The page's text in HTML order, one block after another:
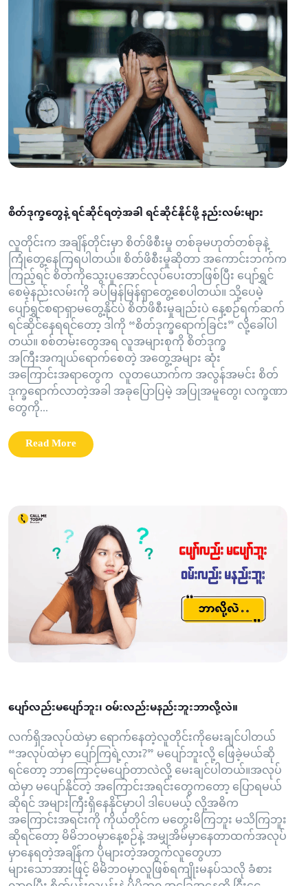
စိတ်ဒုက္ခတွေနဲ့ ရင်ဆိုင်ရတဲ့အခါ ရင်ဆိုင်နိုင်ဖို့ နည်းလမ်းများ
လူတိုင်းက အချိန်တိုင်းမှာ စိတ်ဖိစီးမှု တစ်ခုမဟုတ်တစ်ခုနဲ့
ကြုံတွေ့နေကြရပါတယ်။ စိတ်ဖိစီးမှုဆိုတာ အကောင်းဘက်က
ကြည့်ရင် စိတ်ကိုသွေးပူအောင်လုပ်ပေးတာဖြစ်ပြီး ပျော်ရွှင်
စေမဲ့နည်းလမ်းကို ခပ်မြန်မြန်ရှာတွေ့စေပါတယ်။ သို့ပေမဲ့
ပျော်ရွှင်စရာရှာမတွေ့နိုင်ပဲ စိတ်ဖိစီးမှုချည်းပဲ နေ့စဉ်ရက်ဆက်
ရင်ဆိုင်‌နေရရင်တော့ ဒါကို “စိတ်ဒုက္ခရောက်ခြင်း” လို့ခေါ်ပါ
တယ်။ စစ်တမ်းတွေအရ လူအများစုကို စိတ်ဒုက္ခ
အကြီးအကျယ်ရောက်စေတဲ့ အတွေ့အများ ဆုံး
အကြောင်းအရာတွေက လူတယောက်က အလွန်အမင်း စိတ်
ဒုက္ခရောက်လာတဲ့အခါ အခုပြောပြမဲ့ အပြုအမူတွေ၊ လက္ခဏာ
တွေကို...
Read More
ပျော်လည်းမပျော်ဘူး၊ ဝမ်းလည်းမနည်းဘူးဘာလို့လဲ။
လက်ရှိအလုပ်ထဲမှာ ရောက်နေတဲ့လူတိုင်းကိုမေးချင်ပါတယ်
“အလုပ်ထဲမှာ ပျော်ကြရဲ့လား?” မပျော်ဘူးလို့ ဖြေခဲ့မယ်ဆို
ရင်တော့ ဘာကြောင့်မပျော်တာလဲလို့ မေးချင်ပါတယ်။အလုပ်
ထဲမှာ မပျော်နိုင်တဲ့ အကြောင်းအရင်းတွေကတော့ ပြောရမယ်
ဆိုရင် အများကြီးရှိနေနိုင်မှာပါ ဒါပေမယ့် လို့အဓိက
အကြောင်းအရင်းကို ကိုယ်တိုင်က မတွေးမိကြဘူး မသိကြဘူး
ဆိုရင်တော့ မိမိဘဝမှာနေ့စဉ်နဲ့ အမျှအိမ်မှာနေတာထက်အလုပ်
မှာနေရတဲ့အချိန်က ပိုများတဲ့အတွက်လူတွေဟာ
များသောအားဖြင့် မိမိဘဝမှာလူဖြစ်ရကျိုးမနပ်သလို ခံစား